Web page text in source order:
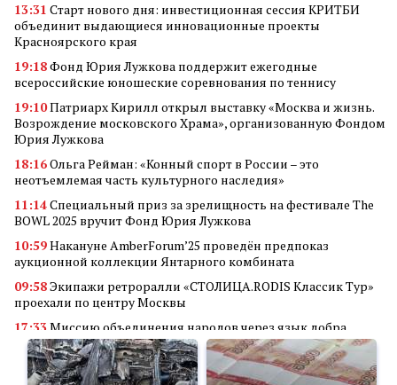
13:31 Старт нового дня: инвестиционная сессия КРИТБИ
объединит выдающиеся инновационные проекты
Красноярского края
19:18Фонд Юрия Лужкова поддержит ежегодные
всероссийские юношеские соревнования по теннису
19:10Патриарх Кирилл открыл выставку «Москва и жизнь.
Возрождение московского Храма», организованную Фондом
Юрия Лужкова
18:16Ольга Рейман: «Конный спорт в России – это
неотъемлемая часть культурного наследия»
11:14Специальный приз за зрелищность на фестивале The
BOWL 2025 вручит Фонд Юрия Лужкова
10:59Накануне AmberForum’25 проведён предпоказ
аукционной коллекции Янтарного комбината
09:58Экипажи ретроралли «СТОЛИЦА.RODIS Классик Тур»
проехали по центру Москвы
17:33Миссию объединения народов через язык добра
реализует кинофестиваль «В кругу семьи»
14:34Алюминиевые квадраты